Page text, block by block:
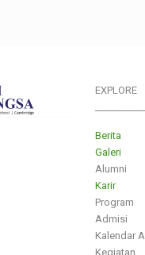
EXPLORE
Berita
Galeri
Alumni
Karir
Program
Admisi
Kalendar
Kegiatan